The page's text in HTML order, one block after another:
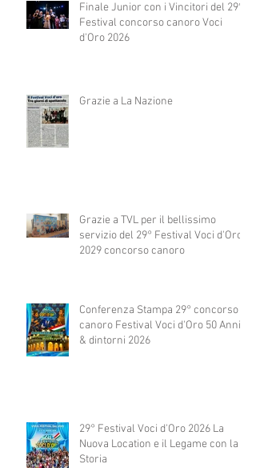
Finale Junior con i Vincitori del 29°
Festival concorso canoro Voci
d'Oro 2026
Grazie a La Nazione
Grazie a TVL per il bellissimo
servizio del 29° Festival Voci d'Oro
2029 concorso canoro
Conferenza Stampa 29° concorso
canoro Festival Voci d'Oro 50 Anni
& dintorni 2026
29° Festival Voci d'Oro 2026 La
Nuova Location e il Legame con la
Storia